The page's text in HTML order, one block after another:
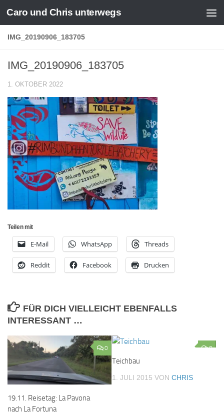
Zum Inhalt springen
Caro und Chris unterwegs
IMG_20190906_183705
IMG_20190906_183705
1. OKTOBER 2022
Teilen mit
E-Mail WhatsApp Threads
Reddit Facebook Drucken
FÜR DICH VIELLEICHT EBENFALLS
INTERESSANT …
0
19.11. Reisetag: La Pavona
nach La Fortuna
0
Teichbau
1. JULI 2015 VON CHRIS